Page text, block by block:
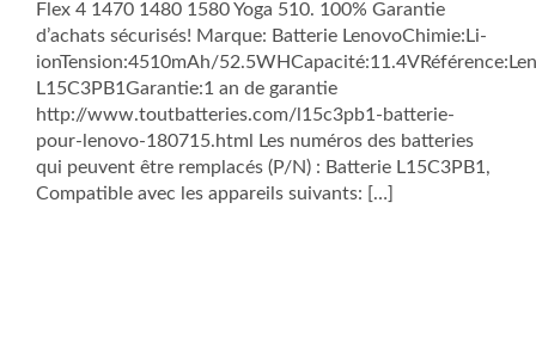
Flex 4 1470 1480 1580 Yoga 510. 100% Garantie
d’achats sécurisés! Marque: Batterie LenovoChimie:Li-
ionTension:4510mAh/
L15C3PB1Garantie:1 an de garantie
http://www.toutbatteries.com/l15c3pb1-batterie-
pour-lenovo-180715.html Les numéros des batteries
qui peuvent être remplacés (P/N) : Batterie L15C3PB1,
Compatible avec les appareils suivants: […]